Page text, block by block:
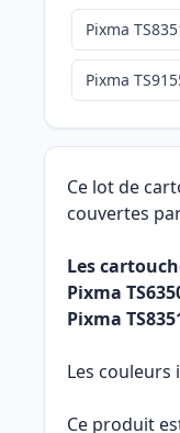
Ce lot de
couvertes
Les
Pixma
Pixma
Les couleurs
Ce produit
Pixma
Pixma